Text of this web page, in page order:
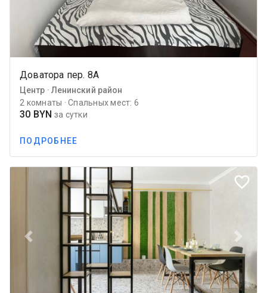
Доватора пер. 8А
Центр · Ленинский район
2 комнаты · Спальных мест: 6
30 BYN за сутки
ПОДРОБНЕЕ
favorite_border
Previous Next